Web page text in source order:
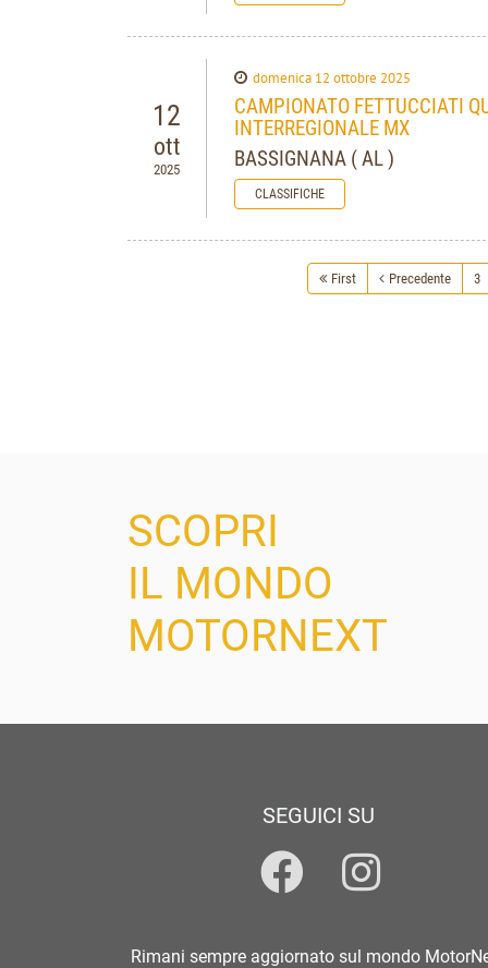
12
ott
2025
domenica 12 ottobre 2025
CAMPIONATO FETTUCCIATI
INTERREGIONALE MX
BASSIGNANA ( AL )
CLASSIFICHE
First Precedente 3
SCOPRI
IL MONDO
MOTORNEXT
SEGUICI SU
Rimani sempre aggiornato sul mondo